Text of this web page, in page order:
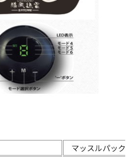
マッスルパック